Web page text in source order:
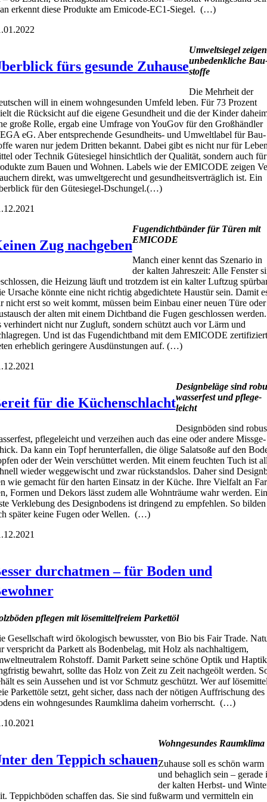
erkennt die­se Pro­duk­te am Emi­code-EC1-Sie­gel. (…)
fürs gesunde Zuhause
Umwelt­sie­gel zei­gen
unbe­denk­li­che
stof­fe
Die Mehr­heit der
will in einem wohn­ge­sun­den Umfeld leben. Für 73 Pro­zent
die Rück­sicht auf die eige­ne Gesund­heit und die der Kin­der
gro­ße Rol­le, ergab eine Umfra­ge von You­Gov für den Groß­händ­ler
eG. Aber ent­spre­chen­de Gesund­heits- und Umwelt­la­bel für Bau­
waren nur jedem Drit­ten bekannt. Dabei gibt es nicht nur für
oder Tech­nik Güte­sie­gel hin­sicht­lich der Qua­li­tät, son­dern auch für
zum Bau­en und Woh­nen. Labels wie der EMICODE zei­gen
direkt, was umwelt­ge­recht und gesund­heits­ver­träg­lich ist. Ein
für den Güte­sie­gel-Dschun­gel.(…)
Zug nachgeben
Fugen­dicht­bän­der für Türen mit
EMICODE
Manch einer kennt das Sze­na­rio in
der kal­ten Jah­res­zeit: Alle Fens­ter
die Hei­zung läuft und trotz­dem ist ein kal­ter Luft­zug
Ursa­che könn­te eine nicht rich­tig abge­dich­te­te Haus­tür sein. Damit
nicht erst so weit kommt, müs­sen beim Ein­bau einer neu­en Türe oder
der alten mit einem Dicht­band die Fugen geschlos­sen wer­den.
ver­hin­dert nicht nur Zug­luft, son­dern schützt auch vor Lärm und
Und ist das Fugen­dicht­band mit dem EMICODE
erheb­lich gerin­ge­re Aus­düns­tun­gen auf. (…)
für die Küchenschlacht
Design­be­lä­ge sind
was­ser­fest und pfle­ge­
leicht
Design­bö­den sind
pfle­ge­leicht und ver­zei­hen auch das eine oder ande­re Miss­ge­
Da kann ein Topf her­un­ter­fal­len, die öli­ge Salat­so­ße auf den
oder der Wein ver­schüt­tet wer­den. Mit einem feuch­ten Tuch ist
wie­der weg­ge­wischt und zwar rück­stands­los. Daher sind
wie gemacht für den har­ten Ein­satz in der Küche. Ihre Viel­falt an
For­men und Dekors lässt zudem alle Wohn­träu­me wahr wer­den.
Ver­kle­bung des Design­bo­dens ist drin­gend zu emp­feh­len. So bil­den
spä­ter kei­ne Fugen oder Wel­len. (…)
durchatmen – für Boden und
pfle­gen mit löse­mit­tel­frei­em Par­kett­öl
Gesell­schaft wird öko­lo­gisch bewuss­ter, von Bio bis Fair Trade.
ver­spricht da Par­kett als Boden­be­lag, mit Holz als nach­hal­ti­gem,
Roh­stoff. Damit Par­kett sei­ne schö­ne Optik und Hap­tik
bewahrt, soll­te das Holz von Zeit zu Zeit nach­ge­ölt wer­den.
es sein Aus­se­hen und ist vor Schmutz geschützt. Wer auf
Par­kett­öle setzt, geht sicher, dass nach der nöti­gen Auf­fri­schung des
ein wohn­ge­sun­des Raum­kli­ma daheim vor­herrscht. (…)
den Teppich schauen
Wohn­ge­sun­des Raum­kli­ma
Zuhau­se soll es schön warm
und behag­lich sein – gera­de
der kal­ten Herbst- und
Tep­pich­bö­den schaf­fen das. Sie sind fuß­warm und ver­mit­teln ein